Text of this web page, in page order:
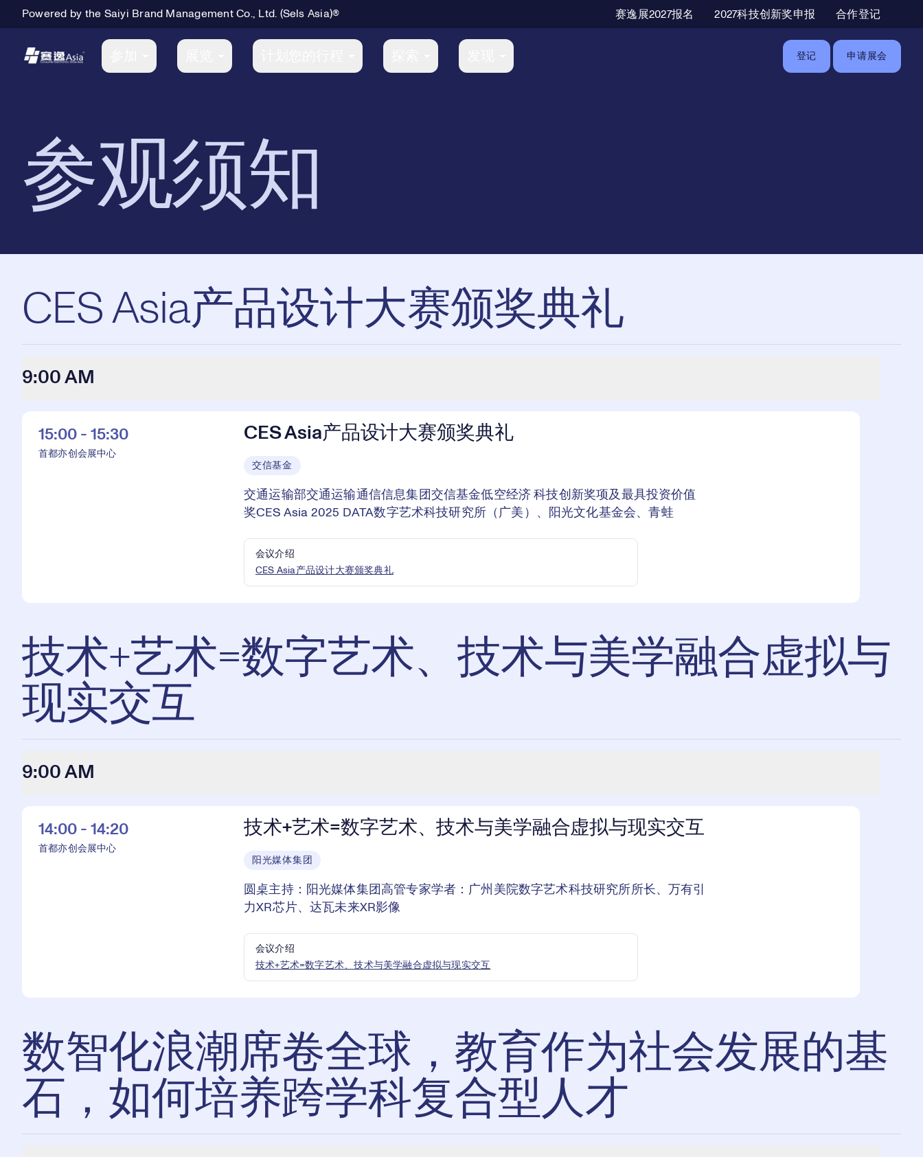
Powered by the Saiyi Brand Management Co., Ltd. (Sels Asia)® 辅助导航
赛逸展2027报名 2027科技创新奖申报 合作登记
Primary Navigation
登记 申请展会
参观须知
CES Asia产品设计大赛颁奖典礼
9:00 AM
15:00 - 15:30
首都亦创会展中心
CES Asia产品设计大赛颁奖典礼
交信基金
交通运输部交通运输通信信息集团交信基金低空经济 科技创新奖项及最具投资价值
奖CES Asia 2025 DATA数字艺术科技研究所（广美）、阳光文化基金会、青蛙
会议介绍
CES Asia产品设计大赛颁奖典礼
技术+艺术=数字艺术、技术与美学融合虚拟与
现实交互
9:00 AM
14:00 - 14:20
首都亦创会展中心
技术+艺术=数字艺术、技术与美学融合虚拟与现实交互
阳光媒体集团
圆桌主持：阳光媒体集团高管专家学者：广州美院数字艺术科技研究所所长、万有引
力XR芯片、达瓦未来XR影像
会议介绍
技术+艺术=数字艺术、技术与美学融合虚拟与现实交互
数智化浪潮席卷全球，教育作为社会发展的基
石，如何培养跨学科复合型人才